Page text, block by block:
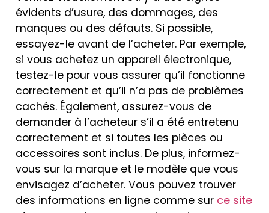
évidents d’usure, des dommages, des
manques ou des défauts. Si possible,
essayez-le avant de l’acheter. Par exemple,
si vous achetez un appareil électronique,
testez-le pour vous assurer qu’il fonctionne
correctement et qu’il n’a pas de problèmes
cachés. Également, assurez-vous de
demander à l’acheteur s’il a été entretenu
correctement et si toutes les pièces ou
accessoires sont inclus. De plus, informez-
vous sur la marque et le modèle que vous
envisagez d’acheter. Vous pouvez trouver
des informations en ligne comme sur ce site